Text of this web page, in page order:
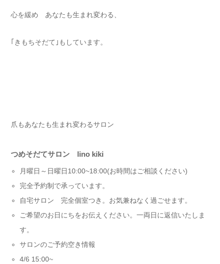
心を緩め あなたも生まれ変わる⁡、
｢きもちそだて｣もしています⁡。
爪もあなたも生まれ変わるサロン⁡
つめそだてサロン lino kiki ⁡⁡⁡⁡
月曜日～日曜日10:00~18:00⁡⁡⁡⁡(お時間はご相談ください)⁡⁡⁡⁡
完全予約制で承っています。
自宅サロン 完全個室つき。⁡お気兼ねなく過ごせます⁡⁡⁡⁡。
ご希望のお日にちをお伝えください。一両日に返信いたしま
す。
サロンのご予約空き情報
4/6 15:00~